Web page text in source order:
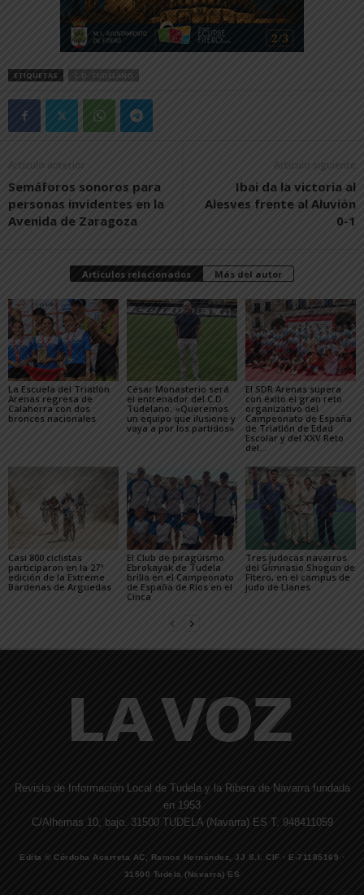
ETIQUETAS C.D. TUDELANO
Artículo anterior
Semáforos sonoros para
personas invidentes en la
Avenida de Zaragoza
Artículo siguiente
Ibai da la victoria al
Alesves frente al Aluvión
0-1
Artículos relacionados Más del autor
La Escuela del Triatlón
Arenas regresa de
Calahorra con dos
bronces nacionales
César Monasterio será
el entrenador del C.D.
Tudelano: «Queremos
un equipo que ilusione y
vaya a por los partidos»
El SDR Arenas supera
con éxito el gran reto
organizativo del
Campeonato de España
de Triatlón de Edad
Escolar y del XXV Reto
del...
Casi 800 ciclistas
participaron en la 27ª
edición de la Extreme
Bardenas de Arguedas
El Club de piragüismo
Ebrokayak de Tudela
brilla en el Campeonato
de España de Ríos en el
Cinca
Tres judocas navarros
del Gimnasio Shogun de
Fitero, en el campus de
judo de Llanes
Revista de Información Local de Tudela y la Ribera de Navarra fundada
en 1953
C/Alhemas 10, bajo. 31500 TUDELA (Navarra) ES T. 948411059
Edita © Córdoba Acarreta AC, Ramos Hernández, JJ S.I. CIF · E-71185169 ·
31500 Tudela (Navarra) ES